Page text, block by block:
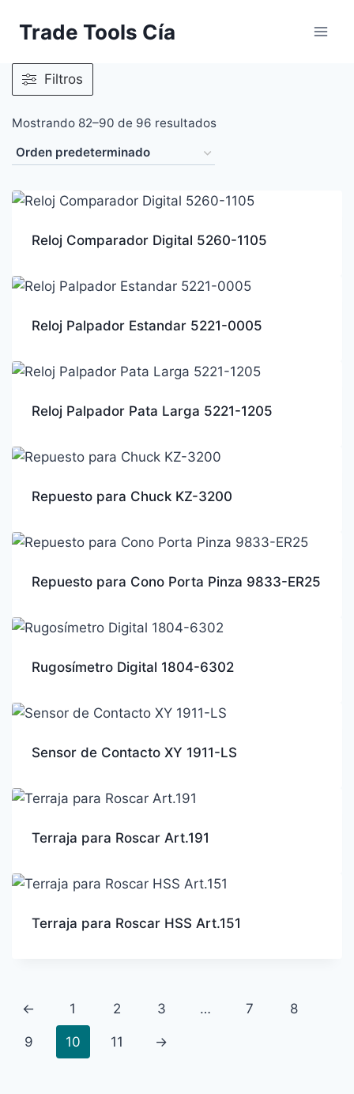
Trade Tools Cía
Filtros
Mostrando 82–90 de 96 resultados
Reloj Comparador Digital 5260-1105
Reloj Palpador Estandar 5221-0005
Reloj Palpador Pata Larga 5221-1205
Repuesto para Chuck KZ-3200
Repuesto para Cono Porta Pinza 9833-ER25
Rugosímetro Digital 1804-6302
Sensor de Contacto XY 1911-LS
Terraja para Roscar Art.191
Terraja para Roscar HSS Art.151
← 1 2 3 … 7 8
9 10 11 →